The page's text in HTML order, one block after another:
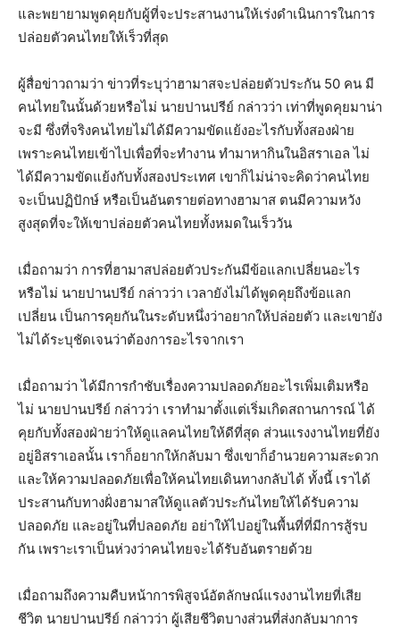
และพยายามพูดคุยกับผู้ที่จะประสานงานให้เร่งดำเนินการในการ
ปล่อยตัวคนไทยให้เร็วที่สุด
ผู้สื่อข่าวถามว่า ข่าวที่ระบุว่าฮามาสจะปล่อยตัวประกัน 50 คน มี
คนไทยในนั้นด้วยหรือไม่ นายปานปรีย์ กล่าวว่า เท่าที่พูดคุยมาน่า
จะมี ซึ่งที่จริงคนไทยไม่ได้มีความขัดแย้งอะไรกับทั้งสองฝ่าย
เพราะคนไทยเข้าไปเพื่อที่จะทำงาน ทำมาหากินในอิสราเอล ไม่
ได้มีความขัดแย้งกับทั้งสองประเทศ เขาก็ไม่น่าจะคิดว่าคนไทย
จะเป็นปฏิปักษ์ หรือเป็นอันตรายต่อทางฮามาส ตนมีความหวัง
สูงสุดที่จะให้เขาปล่อยตัวคนไทยทั้งหมดในเร็ววัน
เมื่อถามว่า การที่ฮามาสปล่อยตัวประกันมีข้อแลกเปลี่ยนอะไร
หรือไม่ นายปานปรีย์ กล่าวว่า เวลายังไม่ได้พูดคุยถึงข้อแลก
เปลี่ยน เป็นการคุยกันในระดับหนึ่งว่าอยากให้ปล่อยตัว และเขายัง
ไม่ได้ระบุชัดเจนว่าต้องการอะไรจากเรา
เมื่อถามว่า ได้มีการกำชับเรื่องความปลอดภัยอะไรเพิ่มเติมหรือ
ไม่ นายปานปรีย์ กล่าวว่า เราทำมาตั้งแต่เริ่มเกิดสถานการณ์ ได้
คุยกับทั้งสองฝ่ายว่าให้ดูแลคนไทยให้ดีที่สุด ส่วนแรงงานไทยที่ยัง
อยู่อิสราเอลนั้น เราก็อยากให้กลับมา ซึ่งเขาก็อำนวยความสะดวก
และให้ความปลอดภัยเพื่อให้คนไทยเดินทางกลับได้ ทั้งนี้ เราได้
ประสานกับทางฝั่งฮามาสให้ดูแลตัวประกันไทยให้ได้รับความ
ปลอดภัย และอยู่ในที่ปลอดภัย อย่าให้ไปอยู่ในพื้นที่ที่มีการสู้รบ
กัน เพราะเราเป็นห่วงว่าคนไทยจะได้รับอันตรายด้วย
เมื่อถามถึงความคืบหน้าการพิสูจน์อัตลักษณ์แรงงานไทยที่เสีย
ชีวิต นายปานปรีย์ กล่าวว่า ผู้เสียชีวิตบางส่วนที่ส่งกลับมาการ